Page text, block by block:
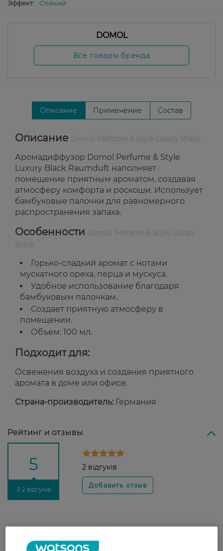
Эффект:
Стійкий
DOMOL
Все товары бренда
Описание Применение Состав
Описание
Аромадиффузор Domol Perfume & Style
Luxury Black Raumduft наполняет
помещение приятным ароматом, создавая
атмосферу комфорта и роскоши. Использует
бамбуковые палочки для равномерного
распространения запаха.
Особенности
Горько-сладкий аромат с нотами
мускатного ореха, перца и мускуса.
Удобное использование благодаря
бамбуковым палочкам.
Создает приятную атмосферу в
помещении.
Объем: 100 мл.
Подходит для:
Освежения воздуха и создания приятного
аромата в доме или офисе.
Страна-производитель: Германия
Рейтинг и отзывы
5
З 2 відгуків
2 відгуків
9 мая, 2026
хорошо заполнил пространство